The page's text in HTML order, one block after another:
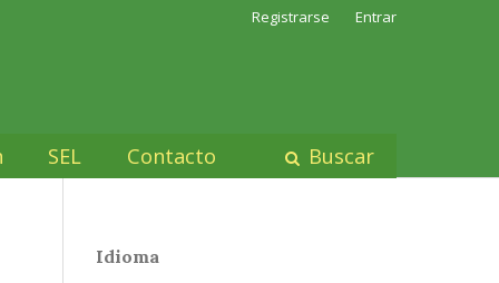
SEL Contacto Buscar
Registrarse Entrar
Idioma